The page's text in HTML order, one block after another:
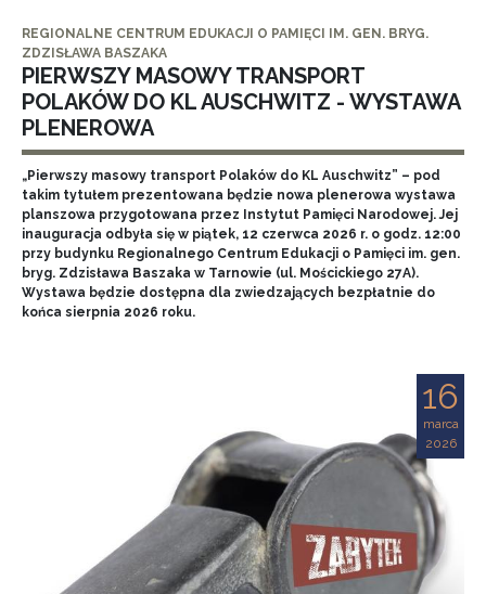
REGIONALNE CENTRUM EDUKACJI O PAMIĘCI IM. GEN. BRYG.
ZDZISŁAWA BASZAKA
PIERWSZY MASOWY TRANSPORT
POLAKÓW DO KL AUSCHWITZ - WYSTAWA
PLENEROWA
„Pierwszy masowy transport Polaków do KL Auschwitz” – pod
takim tytułem prezentowana będzie nowa plenerowa wystawa
planszowa przygotowana przez Instytut Pamięci Narodowej. Jej
inauguracja odbyła się w piątek, 12 czerwca 2026 r. o godz. 12:00
przy budynku Regionalnego Centrum Edukacji o Pamięci im. gen.
bryg. Zdzisława Baszaka w Tarnowie (ul. Mościckiego 27A).
Wystawa będzie dostępna dla zwiedzających bezpłatnie do
końca sierpnia 2026 roku.
16
marca
2026